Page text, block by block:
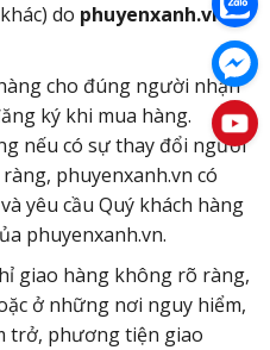
do phuyenxanh.vn
cho đúng người nhận
ký khi mua hàng.
nếu có sự thay đổi người
phuyenxanh.vn có
yêu cầu Quý khách hàng
phuyenxanh.vn.
giao hàng không rõ ràng,
ở những nơi nguy hiểm,
trở, phương tiện giao